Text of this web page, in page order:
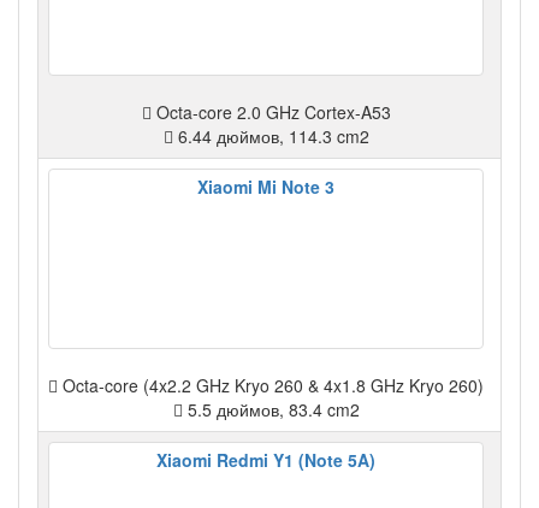
Octa-core 2.0 GHz Cortex-A53
6.44 дюймов, 114.3 cm2
Xiaomi Mi Note 3
Octa-core (4x2.2 GHz Kryo 260 & 4x1.8 GHz Kryo 260)
5.5 дюймов, 83.4 cm2
Xiaomi Redmi Y1 (Note 5A)